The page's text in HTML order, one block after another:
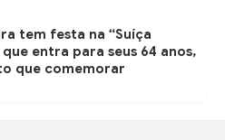
tem festa na “Suíça
entra para seus 64 anos,
que comemorar